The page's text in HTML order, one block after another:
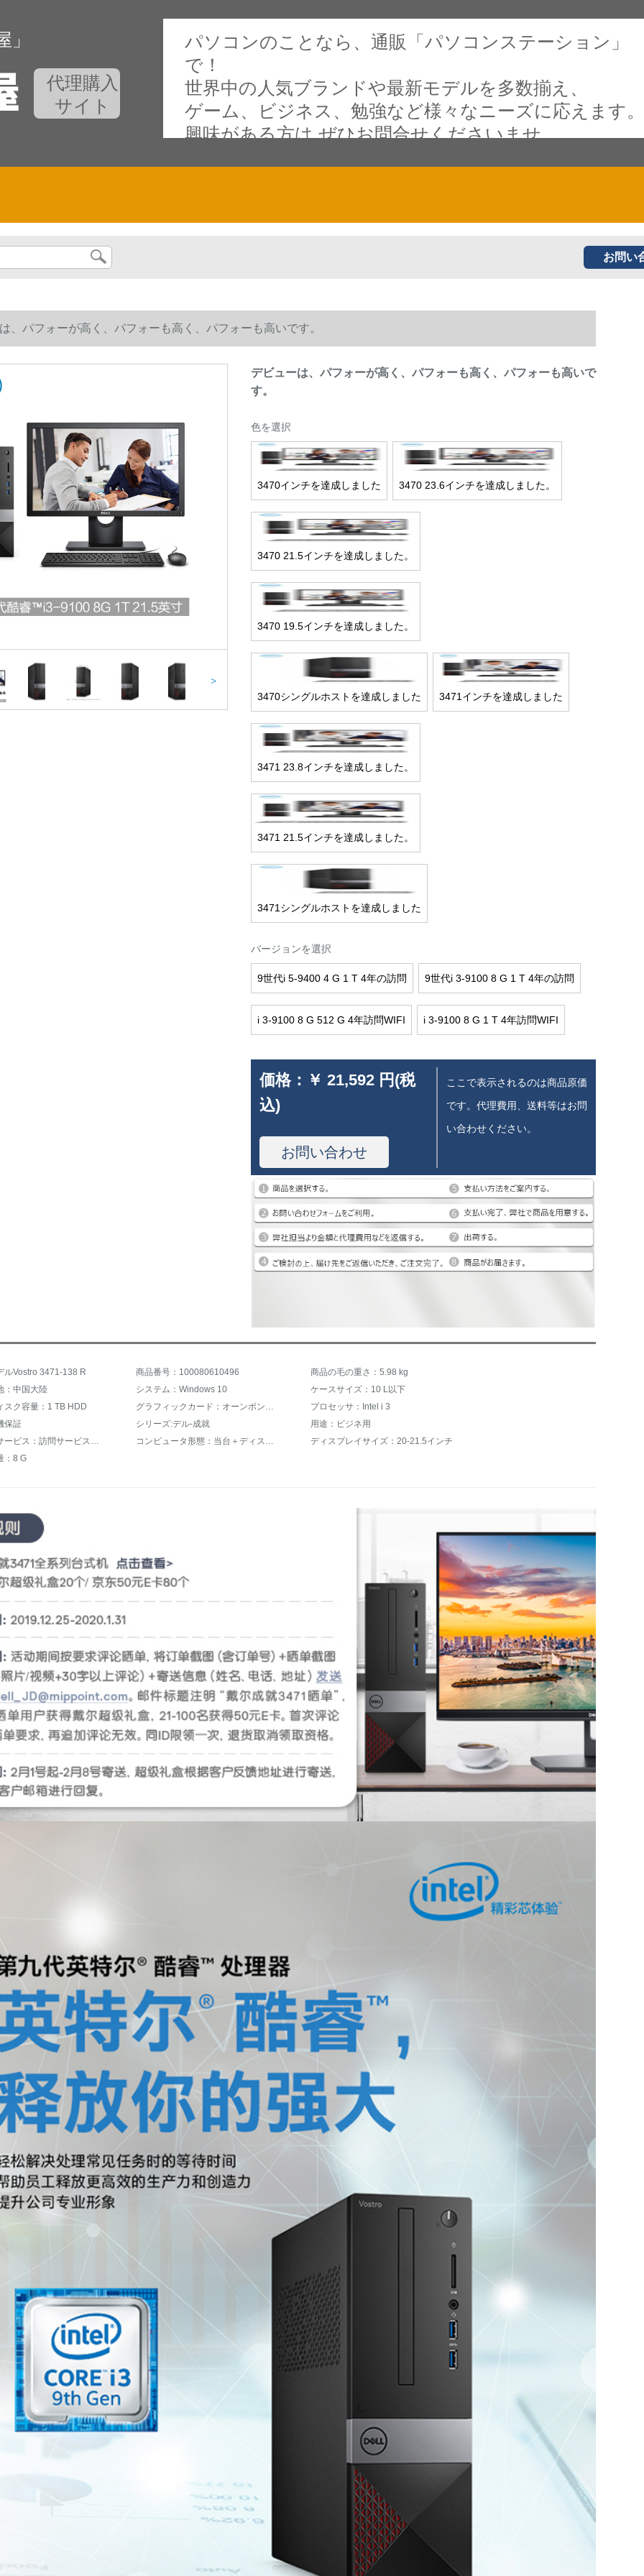
代理購入
サイト
パソコンのことなら、通販「パソコンステーション」
で！
世界中の人気ブランドや最新モデルを多数揃え、
ゲーム、ビジネス、勉強など様々なニーズに応えます。
興味がある方は ぜひお問合せくださいませ。
お問い
、パフォーが高く、パフォーも高く、パフォーも高いです。
>
デビューは、パフォーが高く、パフォーも高く、パフォーも高いで
す。
色を選択
3470インチを達成しました 3470 23.6インチを達成しました。
3470 21.5インチを達成しました。
3470 19.5インチを達成しました。
3470シングルホストを達成しました 3471インチを達成しました
3471 23.8インチを達成しました。
3471 21.5インチを達成しました。
3471シングルホストを達成しました
バージョンを選択
9世代i 5-9400 4 G 1 T 4年の訪問 9世代i 3-9100 8 G 1 T 4年の訪問
i 3-9100 8 G 512 G 4年訪問WIFI i 3-9100 8 G 1 T 4年訪問WIFI
価格： ￥ 21,592 円(税
込)
お問い合わせ
ここで表示されるのは商品原価
です。代理費用、送料等はお問
い合わせください。
ルVostro 3471-138 R 商品番号：100080610496
商品の毛の重さ：5.98 kg
：中国大陸
システム：Windows 10
ケースサイズ：10 L以下
スク容量：1 TB HDD
グラフィックカード：オーンボンドドドドビデオ
プロセッサ：Intel i 3
保証
シリーズ:デル-成就
用途：ビジネ用
好ましいサービス：訪問サービス、四年以上の品質保証
コンピュータ形態：当台＋ディスプレイ
ディスプレイサイズ：20-21.5インチ
：8 G